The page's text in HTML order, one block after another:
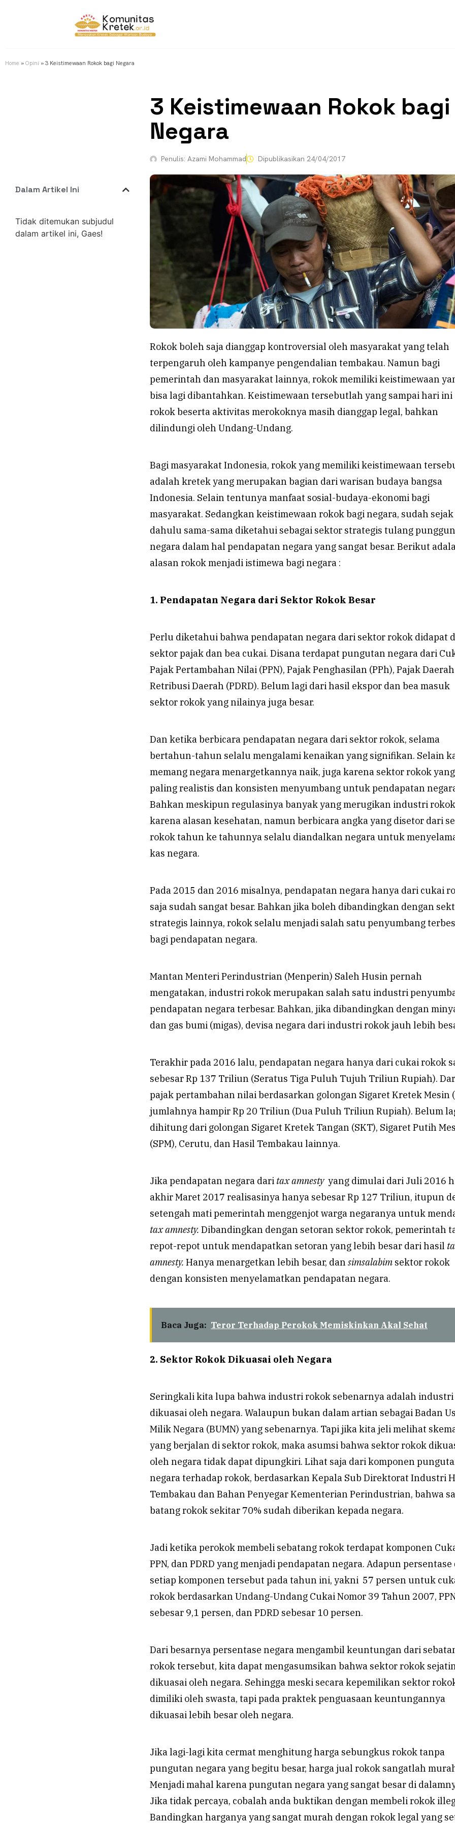
Home » Opini » 3 Keistimewaan Rokok bagi Negara
3 Keistimewaan Rokok bagi
Negara
Penulis: Azami Mohammad Dipublikasikan 24/04/2017
Dalam Artikel Ini
Tidak ditemukan subjudul
dalam artikel ini, Gaes!
Rokok boleh saja dianggap kontroversial oleh masyarakat yang telah
terpengaruh oleh kampanye pengendalian tembakau. Namun bagi
pemerintah dan masyarakat lainnya, rokok memiliki keistimewaan
bisa lagi dibantahkan. Keistimewaan tersebutlah yang sampai hari ini
rokok beserta aktivitas merokoknya masih dianggap legal, bahkan
dilindungi oleh Undang-Undang.
Bagi masyarakat Indonesia, rokok yang memiliki keistimewaan
adalah kretek yang merupakan bagian dari warisan budaya bangsa
Indonesia. Selain tentunya manfaat sosial-budaya-ekonomi bagi
masyarakat. Sedangkan keistimewaan rokok bagi negara, sudah sejak
dahulu sama-sama diketahui sebagai sektor strategis tulang
negara dalam hal pendapatan negara yang sangat besar. Berikut
alasan rokok menjadi istimewa bagi negara :
1. Pendapatan Negara dari Sektor Rokok Besar
Perlu diketahui bahwa pendapatan negara dari sektor rokok didapat
sektor pajak dan bea cukai. Disana terdapat pungutan negara dari
Pajak Pertambahan Nilai (PPN), Pajak Penghasilan (PPh), Pajak Daerah
Retribusi Daerah (PDRD). Belum lagi dari hasil ekspor dan bea masuk
sektor rokok yang nilainya juga besar.
Dan ketika berbicara pendapatan negara dari sektor rokok, selama
bertahun-tahun selalu mengalami kenaikan yang signifikan. Selain
memang negara menargetkannya naik, juga karena sektor rokok yang
paling realistis dan konsisten menyumbang untuk pendapatan
Bahkan meskipun regulasinya banyak yang merugikan industri rokok
karena alasan kesehatan, namun berbicara angka yang disetor dari
rokok tahun ke tahunnya selalu diandalkan negara untuk
kas negara.
Pada 2015 dan 2016 misalnya, pendapatan negara hanya dari cukai
saja sudah sangat besar. Bahkan jika boleh dibandingkan dengan
strategis lainnya, rokok selalu menjadi salah satu penyumbang
bagi pendapatan negara.
Mantan Menteri Perindustrian (Menperin) Saleh Husin pernah
mengatakan, industri rokok merupakan salah satu industri
pendapatan negara terbesar. Bahkan, jika dibandingkan dengan
dan gas bumi (migas), devisa negara dari industri rokok jauh lebih
Terakhir pada 2016 lalu, pendapatan negara hanya dari cukai rokok
sebesar Rp 137 Triliun (Seratus Tiga Puluh Tujuh Triliun Rupiah).
pajak pertambahan nilai berdasarkan golongan Sigaret Kretek Mesin
jumlahnya hampir Rp 20 Triliun (Dua Puluh Triliun Rupiah). Belum
dihitung dari golongan Sigaret Kretek Tangan (SKT), Sigaret Putih
(SPM), Cerutu, dan Hasil Tembakau lainnya.
Jika pendapatan negara dari tax amnesty yang dimulai dari Juli 2016
akhir Maret 2017 realisasinya hanya sebesar Rp 127 Triliun, itupun
setengah mati pemerintah menggenjot warga negaranya untuk
tax amnesty. Dibandingkan dengan setoran sektor rokok, pemerintah
repot-repot untuk mendapatkan setoran yang lebih besar dari hasil
amnesty. Hanya menargetkan lebih besar, dan simsalabim sektor rokok
dengan konsisten menyelamatkan pendapatan negara.
Baca Juga: Teror Terhadap Perokok Memiskinkan Akal Sehat
2. Sektor Rokok Dikuasai oleh Negara
Seringkali kita lupa bahwa industri rokok sebenarnya adalah industri
dikuasai oleh negara. Walaupun bukan dalam artian sebagai Badan
Milik Negara (BUMN) yang sebenarnya. Tapi jika kita jeli melihat
yang berjalan di sektor rokok, maka asumsi bahwa sektor rokok
oleh negara tidak dapat dipungkiri. Lihat saja dari komponen
negara terhadap rokok, berdasarkan Kepala Sub Direktorat Industri
Tembakau dan Bahan Penyegar Kementerian Perindustrian, bahwa
batang rokok sekitar 70% sudah diberikan kepada negara.
Jadi ketika perokok membeli sebatang rokok terdapat komponen
PPN, dan PDRD yang menjadi pendapatan negara. Adapun
setiap komponen tersebut pada tahun ini, yakni 57 persen untuk
rokok berdasarkan Undang-Undang Cukai Nomor 39 Tahun 2007,
sebesar 9,1 persen, dan PDRD sebesar 10 persen.
Dari besarnya persentase negara mengambil keuntungan dari
rokok tersebut, kita dapat mengasumsikan bahwa sektor rokok
dikuasai oleh negara. Sehingga meski secara kepemilikan sektor
dimiliki oleh swasta, tapi pada praktek penguasaan keuntungannya
dikuasai lebih besar oleh negara.
Jika lagi-lagi kita cermat menghitung harga sebungkus rokok tanpa
pungutan negara yang begitu besar, harga jual rokok sangatlah
Menjadi mahal karena pungutan negara yang sangat besar di
Jika tidak percaya, cobalah anda buktikan dengan membeli rokok
Bandingkan harganya yang sangat murah dengan rokok legal yang